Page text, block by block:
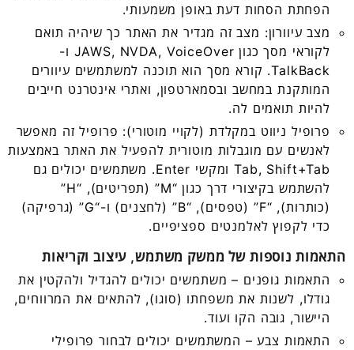
הפחתת הסחות דעת באופן משמעותי.
מצב עיוורון: מצב זה מגדיר את האתר כך שיהיה תואם
לקוראי מסך כגון JAWS, NVDA, VoiceOver ו-
TalkBack. קורא מסך הוא תוכנה למשתמשים עיוורים
המותקנת במחשב ובסמארטפון, ואתרי אינטרנט חייבים
להיות תואמים לה.
פרופיל ניווט במקלדת (לקויי מוטורי): פרופיל זה מאפשר
לאנשים עם מוגבלות מוטורית להפעיל את האתר באמצעות
Tab, Shift+Tab ומקשי Enter. משתמשים יכולים גם
להשתמש בקיצורי דרך כגון “M” (תפריטים), “H”
(כותרות), “F” (טפסים), “B” (לחצנים) ו-“G” (גרפיקה)
כדי לקפוץ לאלמנטים ספציפיים.
התאמות נוספות של ממשק משתמש, עיצוב וקריאות
התאמות גופנים – משתמשים יכולים להגדיל ולהקטין את
גודלו, לשנות את משפחתו (סוגו), להתאים את המרווחים,
היישור, גובה הקו ועוד.
התאמות צבע – המשתמשים יכולים לבחור פרופילי